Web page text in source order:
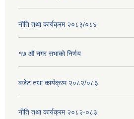
नीति तथा कार्यक्रम २०८३/०८४
१७ ‌‍औं नगर सभाकाे निर्णय
बजेट तथा कार्यक्रम २०८२/०८३
नीति तथा कार्यक्रम २०८२-०८३